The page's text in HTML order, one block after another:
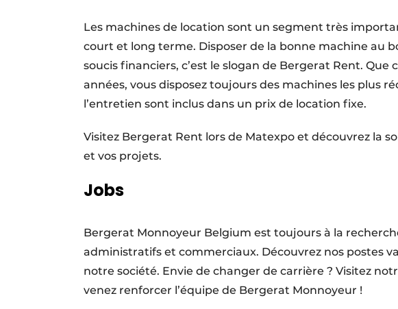
Les machines de location sont un segment très
court et long terme. Disposer de la bonne machine au
soucis financiers, c’est le slogan de Bergerat Rent.
années, vous disposez toujours des machines les plus
l’entretien sont inclus dans un prix de location fixe.
Visitez Bergerat Rent lors de Matexpo et découvrez la
et vos projets.
Jobs
Bergerat Monnoyeur Belgium est toujours à la
administratifs et commerciaux. Découvrez nos postes
notre société. Envie de changer de carrière ? Visitez
venez renforcer l’équipe de Bergerat Monnoyeur !